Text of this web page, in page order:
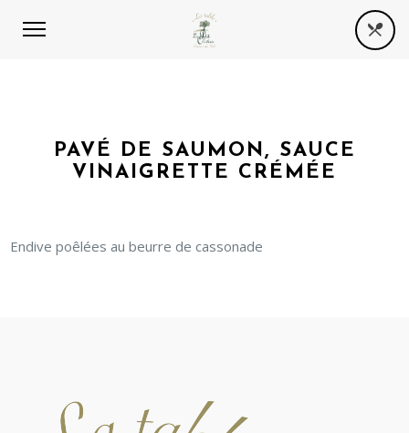
PAVÉ DE SAUMON, SAUCE
VINAIGRETTE CRÉMÉE
Endive poêlées au beurre de cassonade